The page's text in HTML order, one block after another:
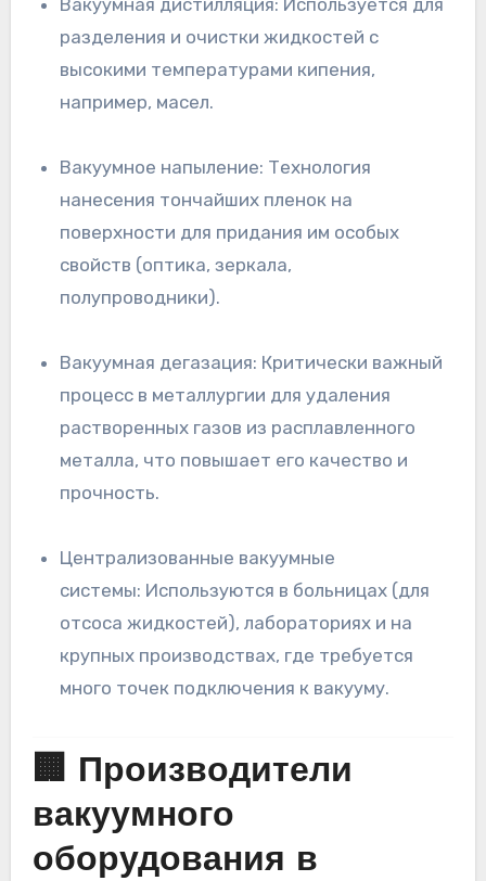
разделения и очистки жидкостей с
высокими температурами кипения,
например, масел.
Вакуумное напыление: Технология
нанесения тончайших пленок на
поверхности для придания им особых
свойств (оптика, зеркала,
полупроводники).
Вакуумная дегазация: Критически важный
процесс в металлургии для удаления
растворенных газов из расплавленного
металла, что повышает его качество и
прочность.
Централизованные вакуумные
системы: Используются в больницах (для
отсоса жидкостей), лабораториях и на
крупных производствах, где требуется
много точек подключения к вакууму.
🏢 Производители
вакуумного
оборудования в